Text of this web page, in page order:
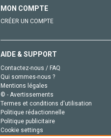
MON COMPTE
CRÉER UN COMPTE
AIDE & SUPPORT
Contactez-nous / FAQ
Qui sommes-nous ?
Mentions légales
© - Avertissements
Termes et conditions d'utilisation
Politique rédactionnelle
Politique publicitaire
Cookie settings